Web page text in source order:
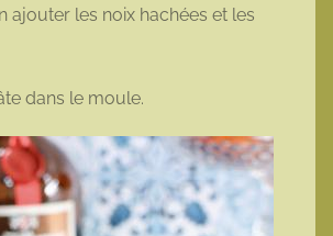
ajouter les noix hachées et les
dans le moule.